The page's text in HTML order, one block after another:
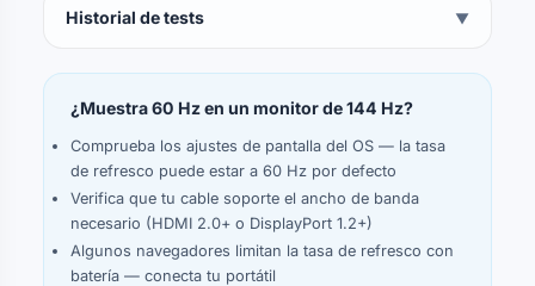
Historial de tests ▼
¿Muestra 60 Hz en un monitor de 144 Hz?
Comprueba los ajustes de pantalla del OS — la tasa
de refresco puede estar a 60 Hz por defecto
Verifica que tu cable soporte el ancho de banda
necesario (HDMI 2.0+ o DisplayPort 1.2+)
Algunos navegadores limitan la tasa de refresco con
batería — conecta tu portátil